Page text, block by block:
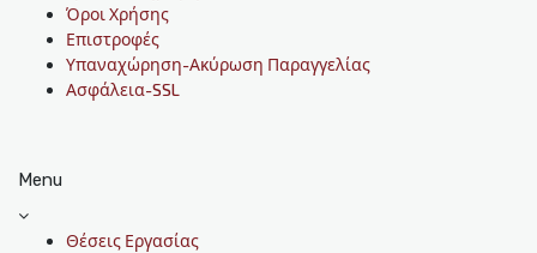
Όροι Χρήσης
Επιστροφές
Υπαναχώρηση-Ακύρωση Παραγγελίας
Ασφάλεια-SSL
Menu
Θέσεις Εργασίας